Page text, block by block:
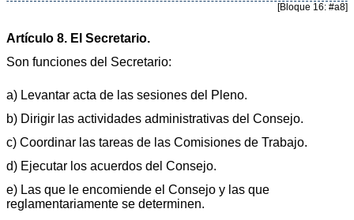
[Bloque 16: #a8]
Artículo 8. El Secretario.
Son funciones del Secretario:
a) Levantar acta de las sesiones del Pleno.
b) Dirigir las actividades administrativas del Consejo.
c) Coordinar las tareas de las Comisiones de Trabajo.
d) Ejecutar los acuerdos del Consejo.
e) Las que le encomiende el Consejo y las que
reglamentariamente se determinen.